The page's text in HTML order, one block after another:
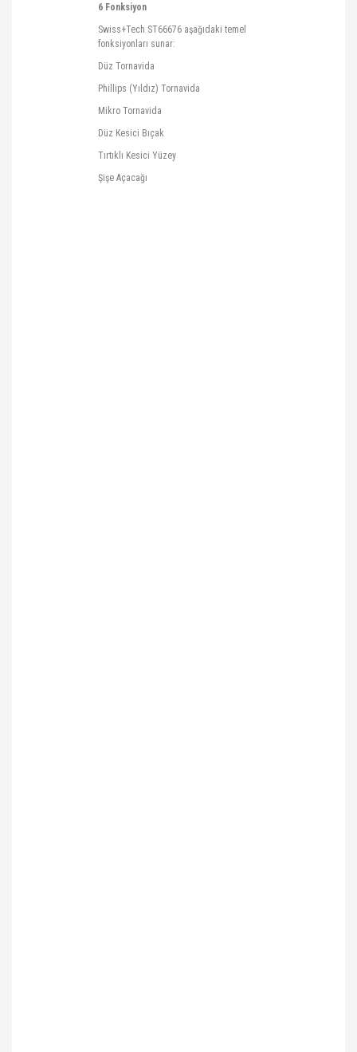
6 Fonksiyon
Swiss+Tech ST66676 aşağıdaki temel
fonksiyonları sunar:
Düz Tornavida
Phillips (Yıldız) Tornavida
Mikro Tornavida
Düz Kesici Bıçak
Tırtıklı Kesici Yüzey
Şişe Açacağı